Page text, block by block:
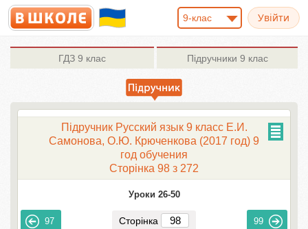
9-клас
ГДЗ 9 клас Підручники 9 клас
Підручник Русский язык 9 класс Е.И.
Самонова, О.Ю. Крюченкова (2017 год) 9
год обучения
Сторінка 98 з 272
Уроки 26-50
97 Сторінка 99